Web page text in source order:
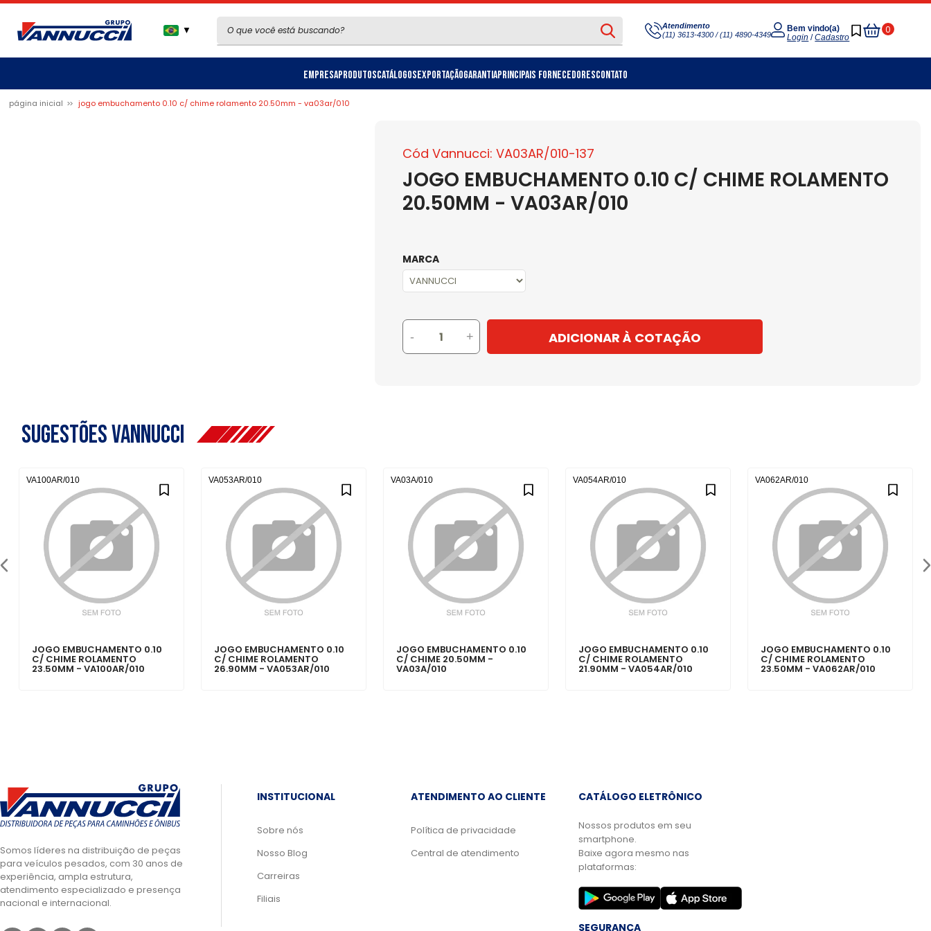
▼
Atendimento
(11) 3613-4300 / (11) 4890-4349
Bem vindo(a)
Login /Cadastro
0
Meu
Carrinho
EmpresaProdutosCatálogosExportaçãoGarantiaPrincipais FornecedoresContato
página inicial jogo embuchamento 0.10 c/ chime rolamento 20.50mm - va03ar/010
Cód Vannucci: VA03AR/010-137
JOGO EMBUCHAMENTO 0.10 C/ CHIME ROLAMENTO
20.50MM - VA03AR/010
MARCA
- + ADICIONAR À COTAÇÃO
sugestões vannucci
JOGO EMBUCHAMENTO 0.10
C/ CHIME ROLAMENTO
23.50MM - VA100AR/010
VA100AR/010
JOGO EMBUCHAMENTO 0.10
C/ CHIME ROLAMENTO
26.90MM - VA053AR/010
VA053AR/010
JOGO EMBUCHAMENTO 0.10
C/ CHIME 20.50MM -
VA03A/010
VA03A/010
JOGO EMBUCHAMENTO 0.10
C/ CHIME ROLAMENTO
21.90MM - VA054AR/010
VA054AR/010
JOGO EMBUCHAMENTO 0.10
C/ CHIME ROLAMENTO
23.50MM - VA062AR/010
VA062AR/010
Somos líderes na distribuição de peças
para veículos pesados, com 30 anos de
experiência, ampla estrutura,
atendimento especializado e presença
nacional e internacional.
INSTITUCIONAL
Sobre nós
Nosso Blog
Carreiras
Filiais
ATENDIMENTO AO CLIENTE
Política de privacidade
Central de atendimento
CATÁLOGO ELETRÔNICO
Nossos produtos em seu
smartphone.
Baixe agora mesmo nas
plataformas:
SEGURANÇA